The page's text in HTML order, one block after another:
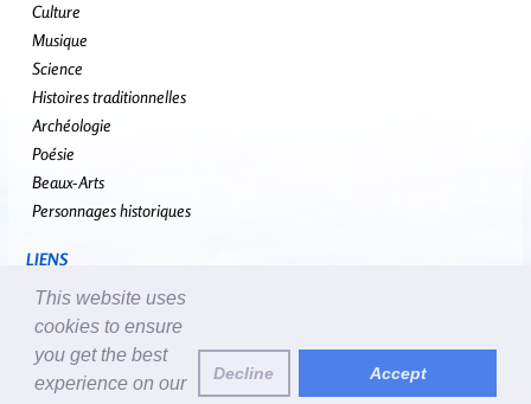
Culture
Musique
Science
Histoires traditionnelles
Archéologie
Poésie
Beaux-Arts
Personnages historiques
LIENS
falundafa.org
faluninfo.net
minghui.org
pureinsight.org
This website uses
cookies to ensure
you get the best
experience on our
Decline Accept